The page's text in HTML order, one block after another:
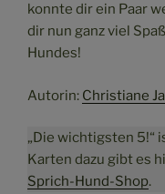
konnte dir ein Paar
dir nun ganz viel
Hundes!
Autorin: Christiane
„Die wichtigsten 5!“
Karten dazu gibt es
Sprich-Hund-Shop.